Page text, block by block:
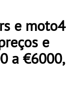
e moto4
e
a €6000,